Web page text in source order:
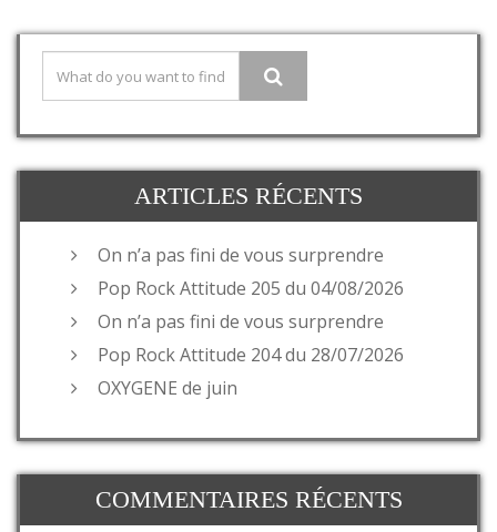
ARTICLES RÉCENTS
On n’a pas fini de vous surprendre
Pop Rock Attitude 205 du 04/08/2026
On n’a pas fini de vous surprendre
Pop Rock Attitude 204 du 28/07/2026
OXYGENE de juin
COMMENTAIRES RÉCENTS